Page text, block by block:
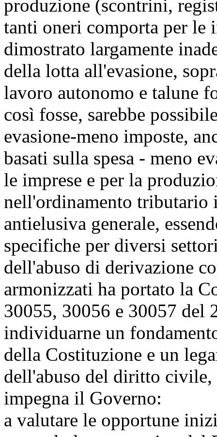
produzione (scontrini,
tanti oneri comporta per le
dimostrato largamente
della lotta all'evasione,
lavoro autonomo e talune
così fosse, sarebbe
evasione-meno imposte,
basati sulla spesa - meno
le imprese e per la
nell'ordinamento tributario
antielusiva generale,
specifiche per diversi
dell'abuso di derivazione
armonizzati ha portato la
30055, 30056 e 30057 del
individuarne un
della Costituzione e un
dell'abuso del diritto civile,
impegna il Governo:
a valutare le opportune